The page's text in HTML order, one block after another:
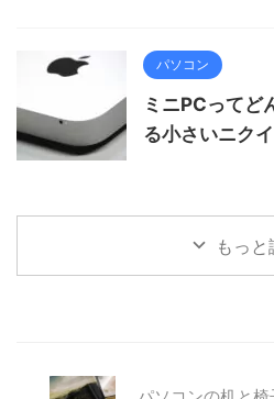
パソコン
ミニPCってど
る小さいニクイ
もっと